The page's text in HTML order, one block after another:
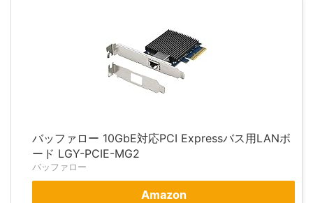
バッファロー 10GbE対応PCI Expressバス用LANボ
ード LGY-PCIE-MG2
バッファロー
Amazon